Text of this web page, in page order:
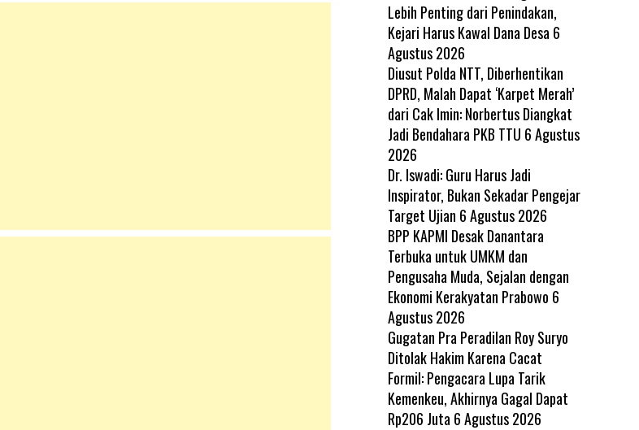
Lebih Penting dari Penindakan,
Kejari Harus Kawal Dana Desa 6
Agustus 2026
Diusut Polda NTT, Diberhentikan
DPRD, Malah Dapat ‘Karpet Merah’
dari Cak Imin: Norbertus Diangkat
Jadi Bendahara PKB TTU 6 Agustus
2026
Dr. Iswadi: Guru Harus Jadi
Inspirator, Bukan Sekadar Pengejar
Target Ujian 6 Agustus 2026
BPP KAPMI Desak Danantara
Terbuka untuk UMKM dan
Pengusaha Muda, Sejalan dengan
Ekonomi Kerakyatan Prabowo 6
Agustus 2026
Gugatan Pra Peradilan Roy Suryo
Ditolak Hakim Karena Cacat
Formil: Pengacara Lupa Tarik
Kemenkeu, Akhirnya Gagal Dapat
Rp206 Juta 6 Agustus 2026